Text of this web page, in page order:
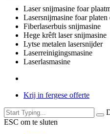
Laser snijmasine foar
Lasersnijmasine foar platen
Fiberlaserbuis snijmasine
Hege krêft laser snijmasine
Lytse metalen lasersnijder
Laserreinigingsmasine
Laserlasmasine
Krij in fergese offerte
ESC om te sluten